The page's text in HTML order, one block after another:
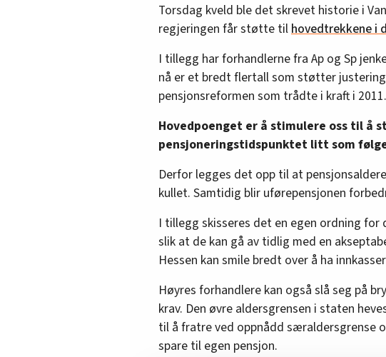
Torsdag kveld ble det skrevet historie i
regjeringen får støtte til hovedtrekkene i
I tillegg har forhandlerne fra Ap og Sp
nå er et bredt flertall som støtter
pensjonsreformen som trådte i kraft i 2011.
Hovedpoenget er å stimulere oss til å
pensjoneringstidspunktet litt som
Derfor legges det opp til at
kullet. Samtidig blir uførepensjonen
I tillegg skisseres det en egen ordning
slik at de kan gå av tidlig med en
Hessen kan smile bredt over å ha
Høyres forhandlere kan også slå seg på
krav. Den øvre aldersgrensen i staten
til å fratre ved oppnådd særaldersgrense
spare til egen pensjon.